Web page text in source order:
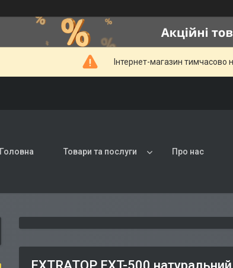
Інтернет-магазин тимчасово
Головна Товари та послуги Про нас